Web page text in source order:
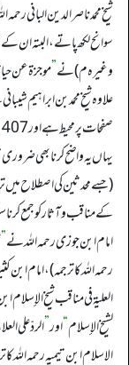
شیخ محمد ناصر الدین البانی
سوانح لکھ پاتے، البتہ ان کے
وغیرہ م) نے”موجزة عن
علاوہ شیخ محمد بن ابراہیم
صفحات پر محیط ہے اور 1407ھ میں الدار السلفیہ (کویت) سے شائع ہو چکا ہے۔
یہاں یہ واضح کرنا بھی
(جسے محدثین کی اصطلاح میں
کے مناقب و آثار کو جمع
امام ابن جوزی رحمہ الله نے”
رحمہ الله کا ترجمہ)، امام ابن
العلیة في مناقب شیخ الإسلام
لشیخ الإسلام“اور”الردّ علی
الاسلام ابن تیمیہ رحمہ الله